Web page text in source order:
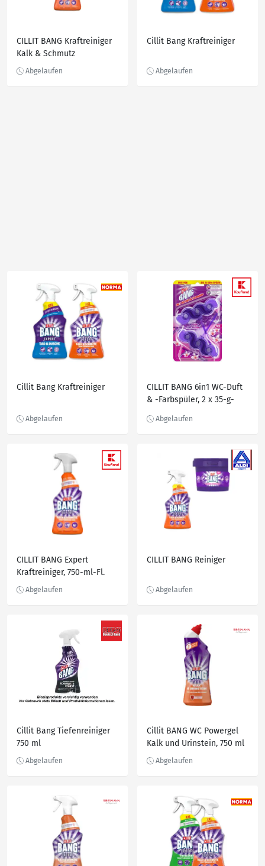
CILLIT BANG Kraftreiniger
Kalk & Schmutz
Cillit Bang Kraftreiniger
Cillit Bang Kraftreiniger
CILLIT BANG 6in1 WC-Duft
& -Farbspüler, 2 x 35-g-
CILLIT BANG Expert
Kraftreiniger, 750-ml-Fl.
CILLIT BANG Reiniger
Cillit Bang Tiefenreiniger
750 ml
Cillit BANG WC Powergel
Kalk und Urinstein, 750 ml